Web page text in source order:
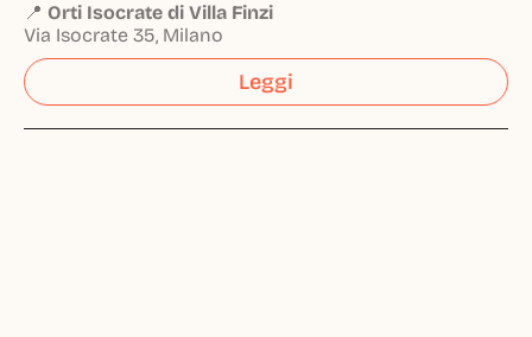
📍 Orti Isocrate di Villa Finzi
Via Isocrate 35, Milano
Leggi